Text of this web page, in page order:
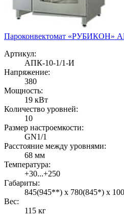
Пароконвектомат «РУБИКОН»
Артикул:
АПК-10-1/1-И
Напряжение:
380
Мощность:
19 кВт
Количество уровней:
10
Размер настроемкости:
GN1/1
Расстояние между уровнями:
68 мм
Температура:
+30...+250
Габариты:
845(945**) х 780(845*) х
Вес:
115 кг